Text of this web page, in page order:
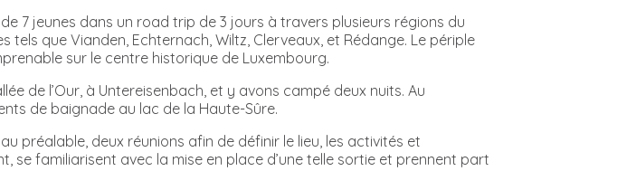
7 jeunes dans un road trip de 3 jours à travers plusieurs régions du
que Vianden, Echternach, Wiltz, Clerveaux, et Rédange. Le périple
sur le centre historique de Luxembourg.
de l’Our, à Untereisenbach, et y avons campé deux nuits. Au
de baignade au lac de la Haute-Sûre.
préalable, deux réunions afin de définir le lieu, les activités et
se familiarisent avec la mise en place d’une telle sortie et prennent part